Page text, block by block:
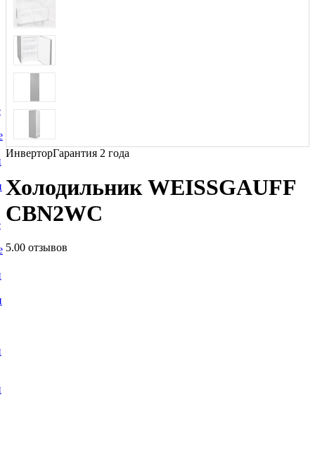
ИнверторГарантия 2 года
Холодильник WEISSGAUFF
CBN2WC
5.00 отзывов